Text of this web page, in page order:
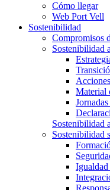
Cómo llegar
Web Port Vell
Sostenibilidad
Compromisos
Sostenibilidad
Material
Sostenibilidad
Sostenibilidad